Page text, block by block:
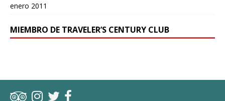
enero 2011
MIEMBRO DE TRAVELER’S CENTURY CLUB